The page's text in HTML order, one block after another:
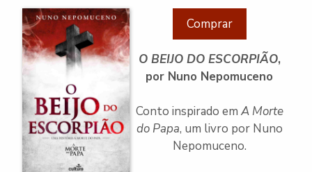
Comprar
O BEIJO DO ESCORPIÃO,
por Nuno Nepomuceno
Conto inspirado em A Morte
do Papa, um livro por Nuno
Nepomuceno.